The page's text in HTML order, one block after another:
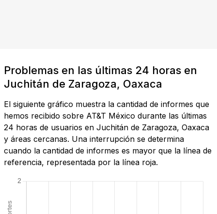
Problemas en las últimas 24 horas en
Juchitán de Zaragoza, Oaxaca
El siguiente gráfico muestra la cantidad de informes que
hemos recibido sobre AT&T México durante las últimas
24 horas de usuarios en Juchitán de Zaragoza, Oaxaca
y áreas cercanas. Una interrupción se determina
cuando la cantidad de informes es mayor que la línea de
referencia, representada por la línea roja.